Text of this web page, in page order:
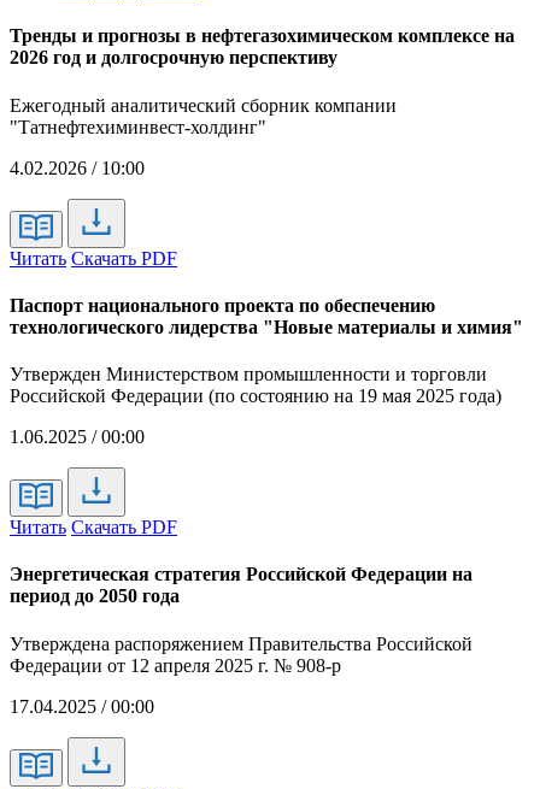
Тренды и прогнозы в нефтегазохимическом комплексе на
2026 год и долгосрочную перспективу
Ежегодный аналитический сборник компании
"Татнефтехиминвест-холдинг"
4.02.2026 / 10:00
Читать Скачать PDF
Паспорт национального проекта по обеспечению
технологического лидерства "Новые материалы и химия"
Утвержден Министерством промышленности и торговли
Российской Федерации (по состоянию на 19 мая 2025 года)
1.06.2025 / 00:00
Читать Скачать PDF
Энергетическая стратегия Российской Федерации на
период до 2050 года
Утверждена распоряжением Правительства Российской
Федерации от 12 апреля 2025 г. № 908-р
17.04.2025 / 00:00